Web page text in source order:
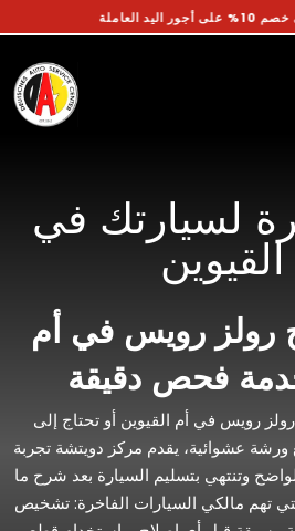
على أجور اليد العاملة
لسيارتك في
القيوين
رولز رويس في أم
فحص دقيقة
رويس في أم القيوين أو تحتاج إلى
عشوائية، يقدم مركز دويتشة تجربة
وتنتهي بتسليم السيارة بعد شرح ما
تهم مالكي السيارات الفاخرة: تشخيص